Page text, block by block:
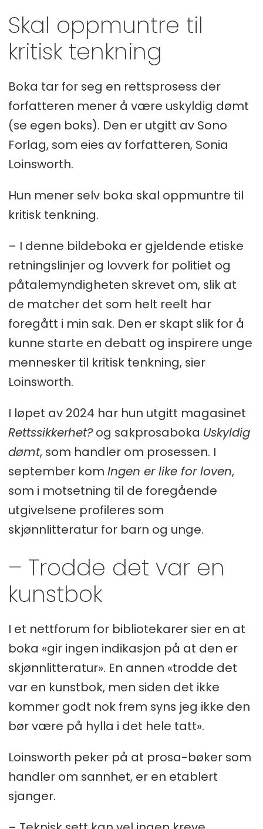
– Så lenge hele kultursektoren har
forskuddet som del av sin standard
og kontraktfestede praksis, så er
grovt bedrageri og grov økonomisk
utroskap utelukket i min sak.
Statsadvokaten i Oslo tiltalte likevel
Loinsworth for økonomisk utroskap,
og hun ble dømt til ni måneders
fengsel og tilbakebetaling av
pengene. Økonomisk utroskap er det
– For å få dette til å bli et underslag,
må man se bort fra det faktum at
koronalånet ble brukt til akkurat den
typen kostnader det skulle, i
bedriften, sier Loinsworth
Hun er kritisk til politiets
avhørsmetoder, til
påtalemyndigheten og til
dommerne.
– Anmeldelsen inneholdt falske
påstander, sier hun og omtaler
dommen som justismord.
Dommen er rettskraftig etter at
Skal oppmuntre til
kritisk tenkning
Boka tar for seg en rettsprosess der
forfatteren mener å være uskyldig dømt
(se egen boks). Den er utgitt av Sono
Forlag, som eies av forfatteren, Sonia
Loinsworth.
Hun mener selv boka skal oppmuntre til
kritisk tenkning.
– I denne bildeboka er gjeldende etiske
retningslinjer og lovverk for politiet og
påtalemyndigheten skrevet om, slik at
de matcher det som helt reelt har
foregått i min sak. Den er skapt slik for å
kunne starte en debatt og inspirere unge
mennesker til kritisk tenkning, sier
Loinsworth.
I løpet av 2024 har hun utgitt magasinet
Rettssikkerhet?og sakprosaboka Uskyldig
dømt, som handler om prosessen. I
september kom Ingen er like for loven,
som i motsetning til de foregående
utgivelsene profileres som
skjønnlitteratur for barn og unge.
– Trodde det var en
kunstbok
I et nettforum for bibliotekarer sier en at
boka «gir ingen indikasjon på at den er
skjønnlitteratur». En annen «trodde det
var en kunstbok, men siden det ikke
kommer godt nok frem syns jeg ikke den
bør være på hylla i det hele tatt».
Loinsworth peker på at prosa-bøker som
handler om sannhet, er en etablert
sjanger.